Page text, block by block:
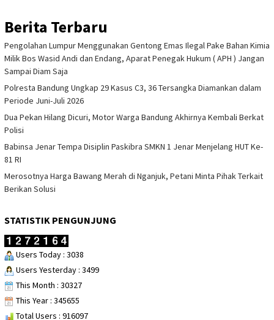
Berita Terbaru
Pengolahan Lumpur Menggunakan Gentong Emas Ilegal Pake Bahan Kimia
Milik Bos Wasid Andi dan Endang, Aparat Penegak Hukum ( APH ) Jangan
Sampai Diam Saja
Polresta Bandung Ungkap 29 Kasus C3, 36 Tersangka Diamankan dalam
Periode Juni-Juli 2026
Dua Pekan Hilang Dicuri, Motor Warga Bandung Akhirnya Kembali Berkat
Polisi
Babinsa Jenar Tempa Disiplin Paskibra SMKN 1 Jenar Menjelang HUT Ke-
81 RI
Merosotnya Harga Bawang Merah di Nganjuk, Petani Minta Pihak Terkait
Berikan Solusi
STATISTIK PENGUNJUNG
Users Today : 3038
Users Yesterday : 3499
This Month : 30327
This Year : 345655
Total Users : 916097